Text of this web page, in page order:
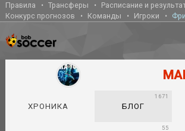
Правила Трансферы
Расписание и
Конкурс прогнозов
Команды Игроки
ХРОНИКА БЛОГ
1671
55